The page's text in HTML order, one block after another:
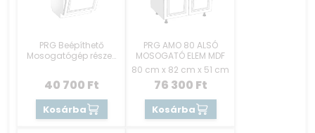
PRG Beépíthető
Mosogatógép részek
40 700 Ft
Kosárba
PRG AMO 80 ALSÓ
MOSOGATÓ ELEM MDF
80 cm x 82 cm x 51 cm
76 300 Ft
Kosárba